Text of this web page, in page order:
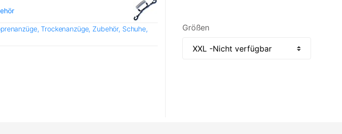
Trockenanzüge, Zubehör, Schuhe,
Größen